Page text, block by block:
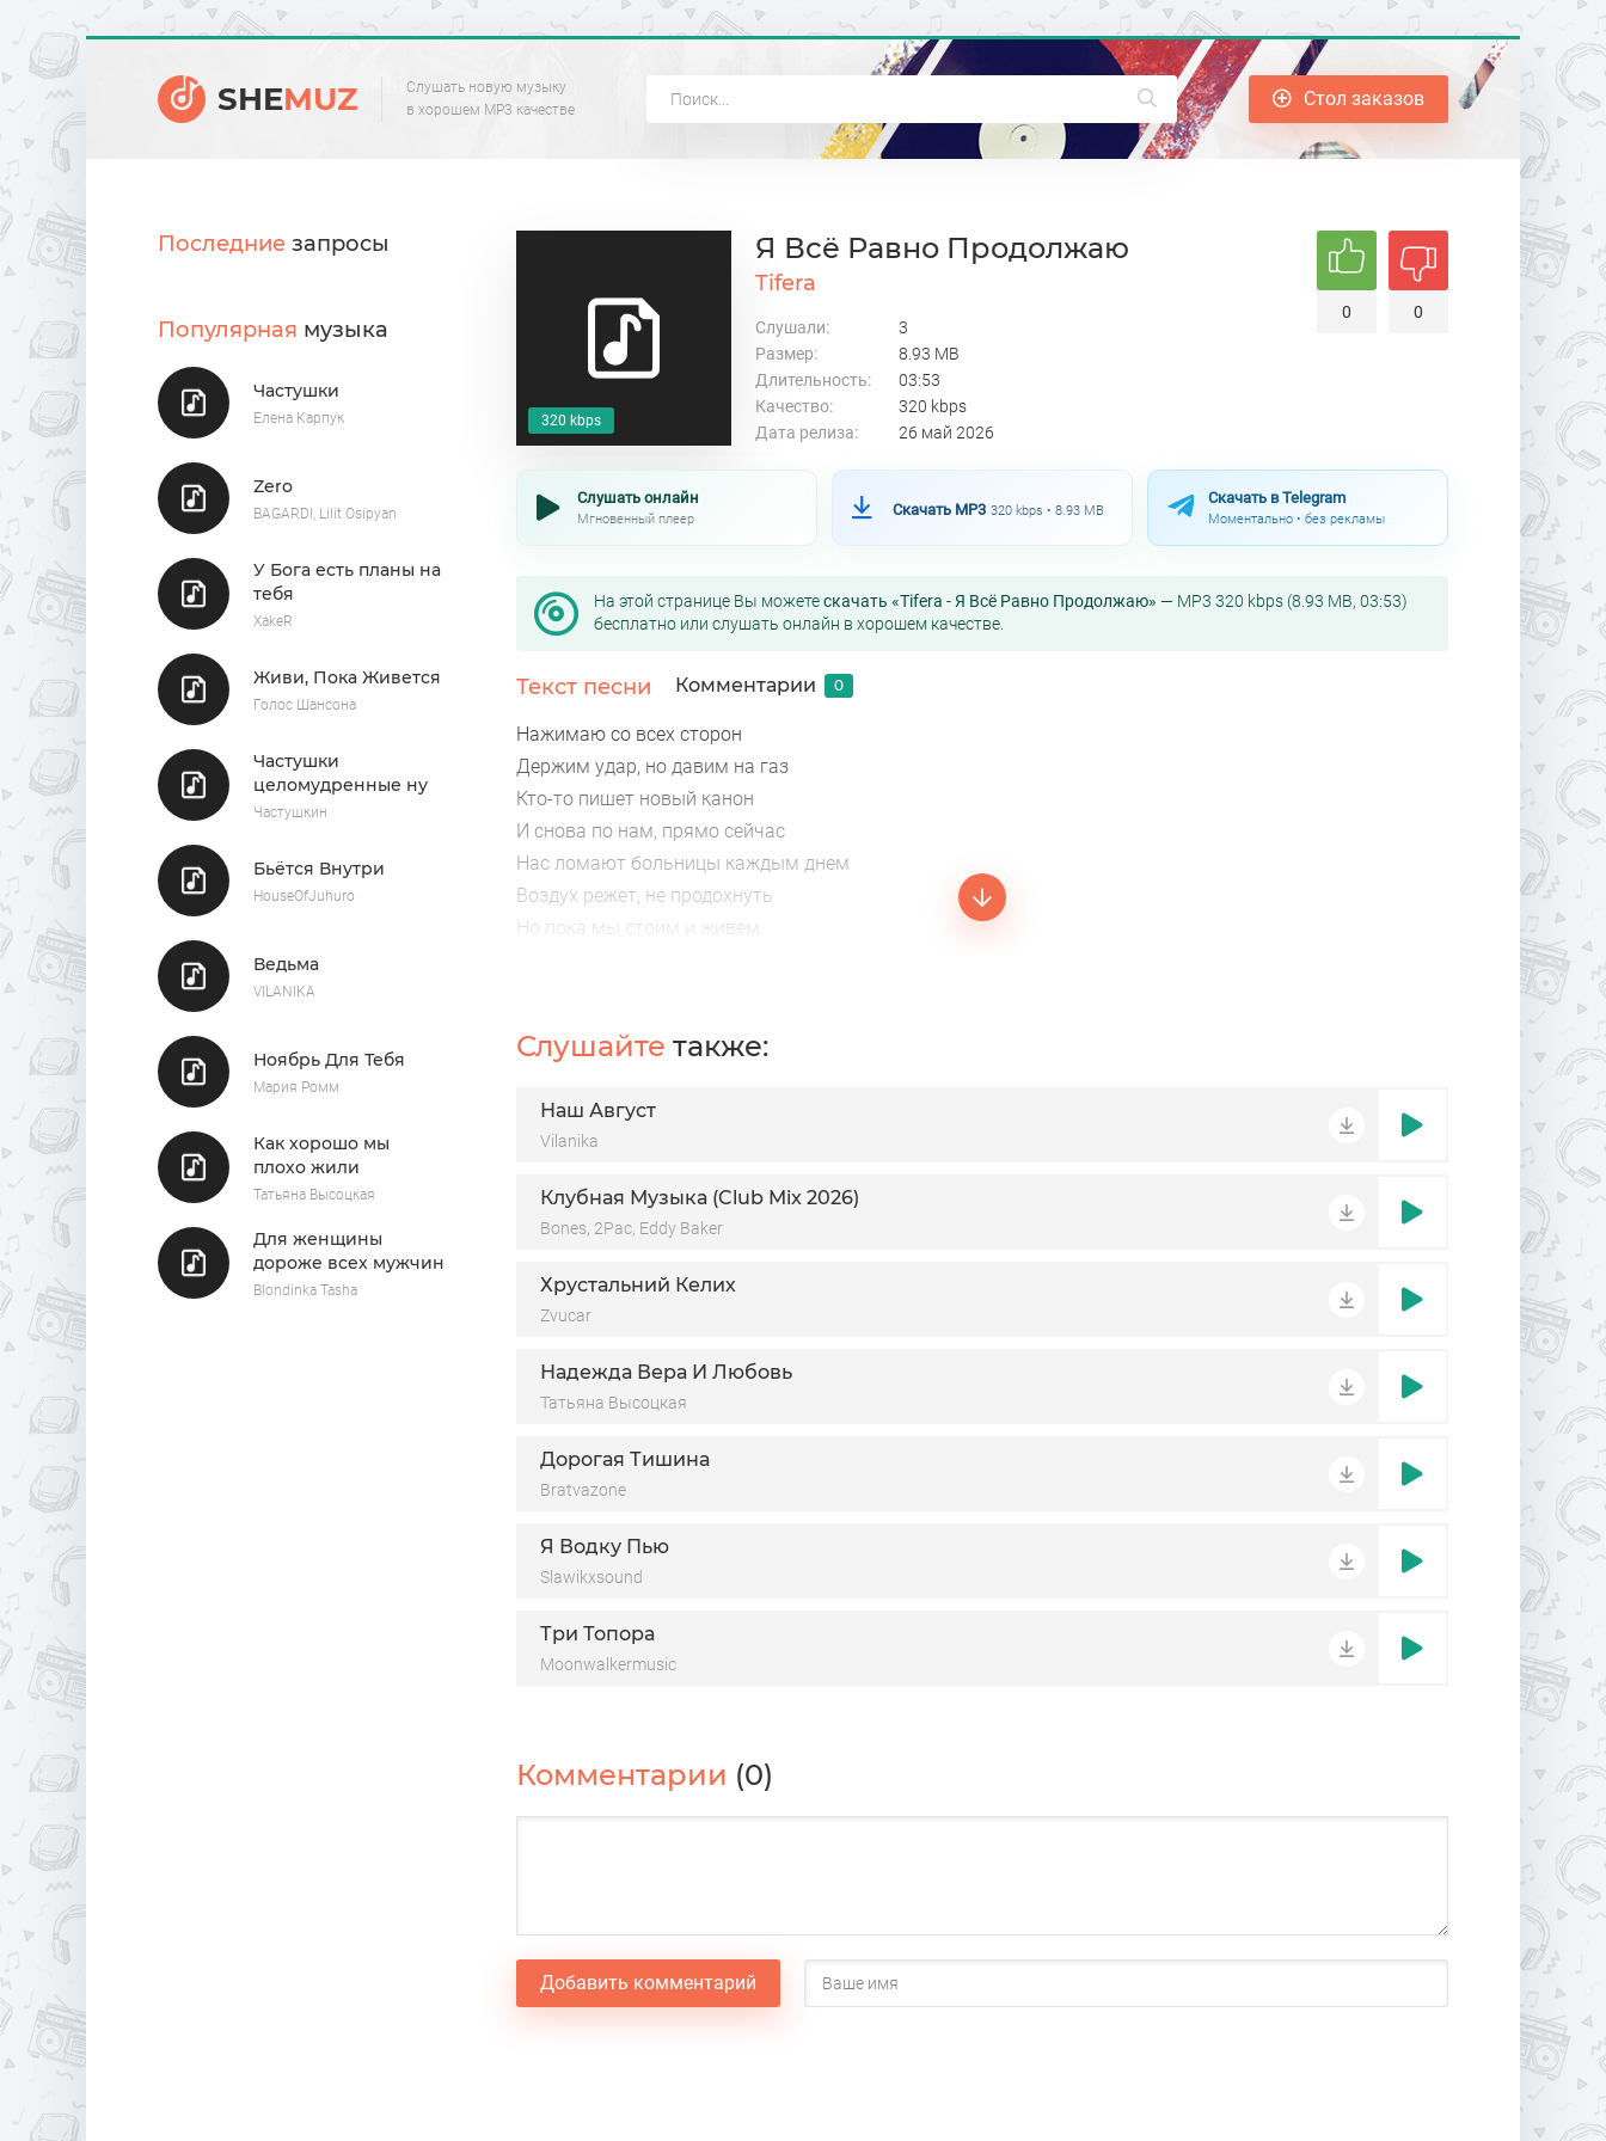
SHEMUZ
Слушать новую музыку
в хорошем MP3 качестве
Стол заказов
Последние запросы
Популярная музыка
Частушки
Елена Карпук
Zero
BAGARDI, Lilit Osipyan
У Бога есть планы на
тебя
XakeR
Живи, Пока Живется
Голос Шансона
Частушки
целомудренные ну
почти
Частушкин
Бьётся Внутри
HouseOfJuhuro
Ведьма
VILANIKA
Ноябрь Для Тебя
Мария Ромм
Как хорошо мы
плохо жили
Татьяна Высоцкая
Для женщины
дороже всех мужчин
Blondinka Tasha
320 kbps
Я Всё Равно Продолжаю
Tifera
Слушали:
3
Размер:
8.93 MB
Длительность:
03:53
Качество:
320 kbps
Дата релиза:
26 май 2026
0 0
Слушать онлайн
Мгновенный плеер
Скачать MP3 320 kbps • 8.93 MB
Скачать в Telegram
Моментально • без рекламы
На этой странице Вы можетескачать «Tifera - Я Всё Равно Продолжаю» — MP3 320 kbps (8.93 MB, 03:53)
бесплатно или слушать онлайн в хорошем качестве.
Текст песни Комментарии 0
Нажимаю со всех сторон
Держим удар, но давим на газ
Кто-то пишет новый канон
И снова по нам, прямо сейчас
Нас ломают больницы каждым днем
Воздух режет, не продохнуть
Но пока мы стоим и живем
Если честно, мне очень сложно
Я устала стянуть этого молча
Делать вид, что меня не ломает
Если честно, мне очень сложно
Слушайте также:
Наш Август
Vilanika
Клубная Музыка (Club Mix 2026)
Bones, 2Pac, Eddy Baker
Хрустальний Келих
Zvucar
Надежда Вера И Любовь
Татьяна Высоцкая
Дорогая Тишина
Bratvazone
Я Водку Пью
Slawikxsound
Три Топора
Moonwalkermusic
Комментарии (0)
Добавить комментарий